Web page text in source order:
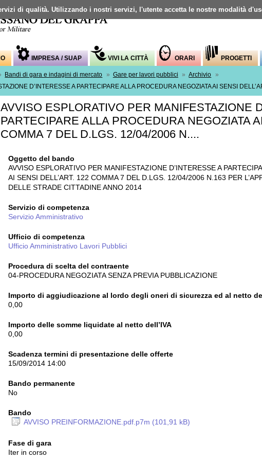
Mappa del sito
IMPRESA / SUAP VIVI LA CITTÀ ORARI PROGETTI
Bandi di gara e indagini di mercato » Gare per lavori pubblici » Archivio
»
D’INTERESSE A PARTECIPARE ALLA PROCEDURA NEGOZIATA AI SENSI
AVVISO ESPLORATIVO PER MANIFESTAZIONE
PARTECIPARE ALLA PROCEDURA NEGOZIATA
COMMA 7 DEL D.LGS. 12/04/2006 N....
Oggetto del bando
AVVISO ESPLORATIVO PER MANIFESTAZIONE D’INTERESSE A
AI SENSI DELL’ART. 122 COMMA 7 DEL D.LGS. 12/04/2006 N.163 PER
DELLE STRADE CITTADINE ANNO 2014
Servizio di competenza
Servizio Amministrativo
Ufficio di competenza
Ufficio Amministrativo Lavori Pubblici
Procedura di scelta del contraente
04-PROCEDURA NEGOZIATA SENZA PREVIA PUBBLICAZIONE
Importo di aggiudicazione al lordo degli oneri di sicurezza ed al netto
0,00
Importo delle somme liquidate al netto dell’IVA
0,00
Scadenza termini di presentazione delle offerte
15/09/2014 14:00
Bando permanente
No
Bando
AVVISO PREINFORMAZIONE.pdf.p7m (101,91 kB)
Fase di gara
Iter in corso
di qualità. Utilizzando i nostri servizi, l'utente accetta le nostre modalità